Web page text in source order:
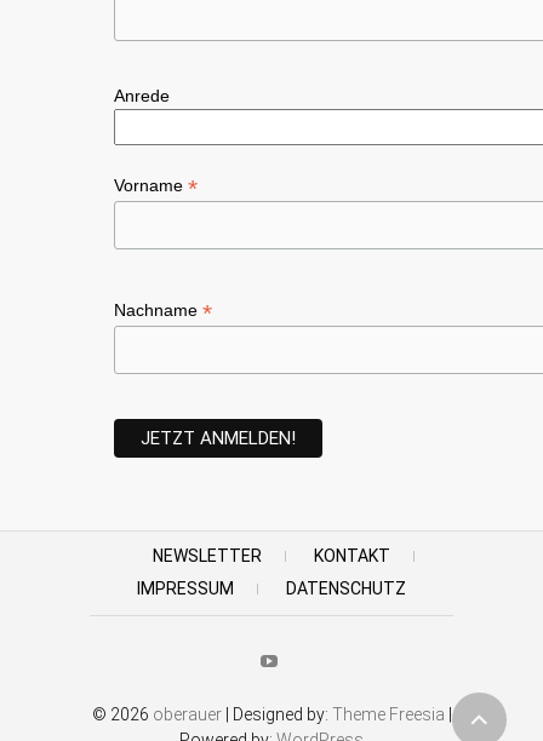
Anrede
Vorname *
Nachname *
NEWSLETTER
KONTAKT
IMPRESSUM
DATENSCHUTZ
Youtube
© 2026 oberauer| Designed by: Theme Freesia